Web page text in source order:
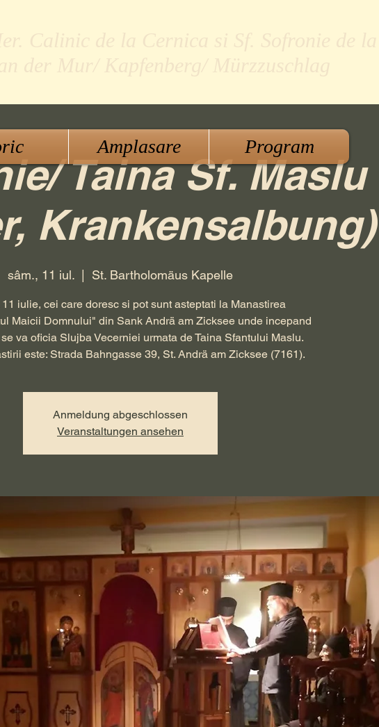
Taina Sf. Maslu
Krankensalbung)
sâm., 11 iul. St. Bartholomäus Kapelle
iulie, cei care doresc si pot sunt asteptati la Manastirea
Maicii Domnului" din Sank Andrä am Zicksee unde incepand
va oficia Slujba Vecerniei urmata de Taina Sfantului Maslu.
este: Strada Bahngasse 39, St. Andrä am Zicksee (7161).
Anmeldung abgeschlossen
Veranstaltungen ansehen
Amplasare Program